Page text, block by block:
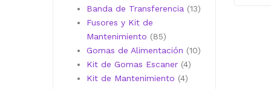
productos
Banda de Transferencia 1313
Fusores y Kit de
Mantenimiento
8585
productos
Gomas de Alimentación 1010
Kit de Gomas Escaner 44
Kit de Mantenimiento 44